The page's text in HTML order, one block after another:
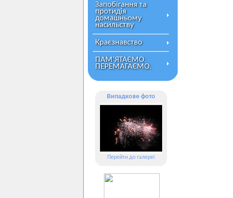
Запобігання та
протидія
домашньому
насильству
Краєзнавство
ПАМ’ЯТАЄМО.
ПЕРЕМАГАЄМО.
Випадкове фото
Перейти до галереї